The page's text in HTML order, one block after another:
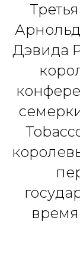
Дэвида